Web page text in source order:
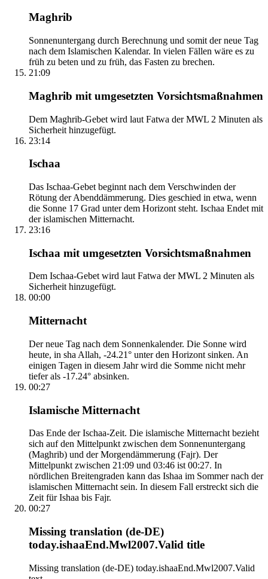
Maghrib
Sonnenuntergang durch Berechnung und somit der neue Tag
nach dem Islamischen Kalendar. In vielen Fällen wäre es zu
früh zu beten und zu früh, das Fasten zu brechen.
21:09
Maghrib mit umgesetzten Vorsichtsmaßnahmen
Dem Maghrib-Gebet wird laut Fatwa der MWL 2 Minuten als
Sicherheit hinzugefügt.
23:14
Ischaa
Das Ischaa-Gebet beginnt nach dem Verschwinden der
Rötung der Abenddämmerung. Dies geschied in etwa, wenn
die Sonne 17 Grad unter dem Horizont steht. Ischaa Endet mit
der islamischen Mitternacht.
23:16
Ischaa mit umgesetzten Vorsichtsmaßnahmen
Dem Ischaa-Gebet wird laut Fatwa der MWL 2 Minuten als
Sicherheit hinzugefügt.
00:00
Mitternacht
Der neue Tag nach dem Sonnenkalender. Die Sonne wird
heute, in sha Allah, -24.21° unter den Horizont sinken. An
einigen Tagen in diesem Jahr wird die Somme nicht mehr
tiefer als -17.24° absinken.
00:27
Islamische Mitternacht
Das Ende der Ischaa-Zeit. Die islamische Mitternacht bezieht
sich auf den Mittelpunkt zwischen dem Sonnenuntergang
(Maghrib) und der Morgendämmerung (Fajr). Der
Mittelpunkt zwischen 21:09 und 03:46 ist 00:27. In
nördlichen Breitengraden kann das Ishaa im Sommer nach der
islamischen Mitternacht sein. In diesem Fall erstreckt sich die
Zeit für Ishaa bis Fajr.
00:27
Missing translation (de-DE)
today.ishaaEnd.Mwl2007.Valid title
Missing translation (de-DE) today.ishaaEnd.Mwl2007.Valid